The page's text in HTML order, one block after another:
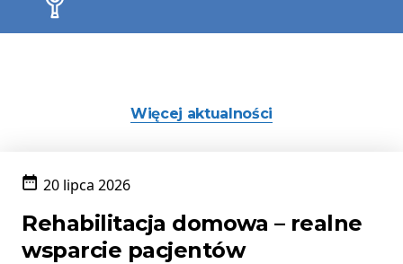
Więcej aktualności
Data
publikacji:
20 lipca 2026
Rehabilitacja domowa – realne
wsparcie pacjentów